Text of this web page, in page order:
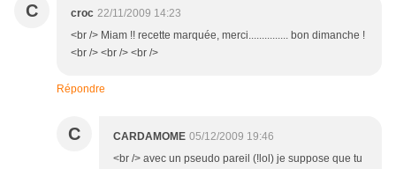
C croc 22/11/2009 14:23
<br /> Miam !! recette marquée, merci............... bon dimanche !
<br /> <br /> <br />
Répondre
C CARDAMOME 05/12/2009 19:46
<br /> avec un pseudo pareil (!lol) je suppose que tu